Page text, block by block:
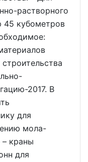
растворного
45 кубометров
2017. В
для
мола-
– краны
для